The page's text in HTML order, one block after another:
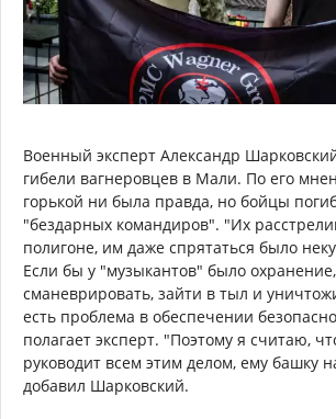
Военный эксперт Александр
гибели вагнеровцев в Мали. По его
горькой ни была правда, но бойцы
"бездарных командиров". "Их
полигоне, им даже спрятаться было
Если бы у "музыкантов" было
сманеврировать, зайти в тыл и
есть проблема в обеспечении
полагает эксперт. "Поэтому я считаю,
руководит всем этим делом, ему башку
добавил Шарковский.